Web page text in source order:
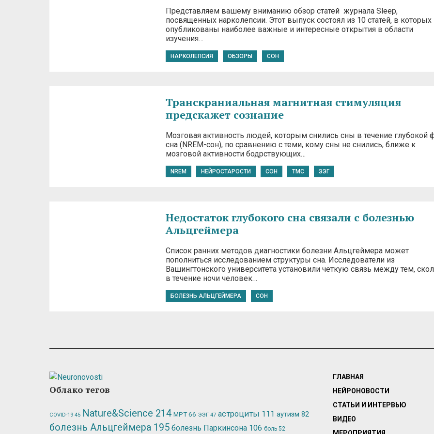
Представляем вашему вниманию обзор статей журнала Sleep,
посвященных нарколепсии. Этот выпуск состоял из 10 статей, в которых
опубликованы наиболее важные и интересные открытия в области
изучения…
НАРКОЛЕПСИЯ ОБЗОРЫ СОН
Транскраниальная магнитная стимуляция
предскажет сознание
Мозговая активность людей, которым снились сны в течение глубокой
сна (NREM-сон), по сравнению с теми, кому сны не снились, ближе к
мозговой активности бодрствующих…
NREM НЕЙРОСТАРОСТИ СОН ТМС ЭЭГ
Недостаток глубокого сна связали с болезнью
Альцгеймера
Список ранних методов диагностики болезни Альцгеймера может
пополниться исследованием структуры сна. Исследователи из
Вашингтонского университета установили четкую связь между тем,
в течение ночи человек…
БОЛЕЗНЬ АЛЬЦГЕЙМЕРА СОН
Облако тегов
COVID-19 45 Nature&Science 214 МРТ66 ЭЭГ 47 астроциты 111 аутизм 82
болезнь Альцгеймера 195 болезнь Паркинсона 106 боль 52
ГЛАВНАЯ
НЕЙРОНОВОСТИ
СТАТЬИ И ИНТЕРВЬЮ
ВИДЕО